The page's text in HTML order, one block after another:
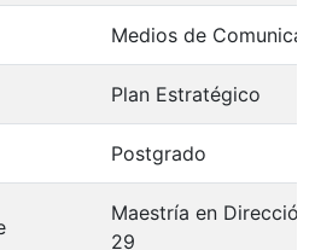
Medios de
Plan Estratégico
Postgrado
Maestría en
29